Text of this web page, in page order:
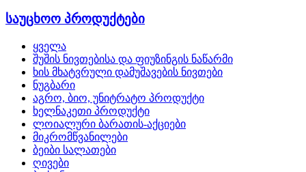
საუცხოო პროდუქტები
ყველა
შუშის ნივთებისა და ფიუზინგის ნაწარმი
ხის მხატვრული დამუშავების ნივთები
ნუგბარი
აგრო, ბიო, უნიტრატო პროდუქტი
ხელნაკეთი პროდუქტი
ლოიალური ბარათის-აქციები
მიკრომწვანილები
ბეიბი სალათები
ღივები